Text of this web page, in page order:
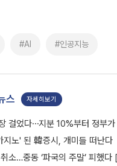
#AI #인공지능
스 자세히보기
걸었다⋯지분 10%부터 정부가
노' 된 韓증시, 개미들 떠난다
소…중동 ‘파국의 주말’ 피했다